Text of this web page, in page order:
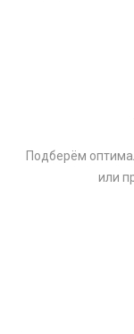
Подберём
или